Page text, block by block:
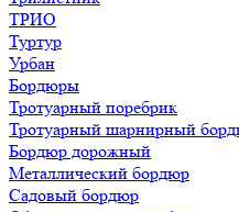
ТРИО
Туртур
Урбан
Бордюры
Тротуарный поребрик
Тротуарный шарнирный
Бордюр дорожный
Металлический бордюр
Садовый бордюр